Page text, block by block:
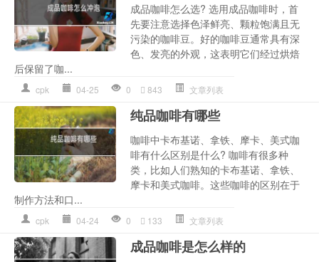
成品咖啡怎么选? 选用成品咖啡时，首
先要注意选择色泽鲜亮、颗粒饱满且无
污染的咖啡豆。好的咖啡豆通常具有深
色、发亮的外观，这表明它们经过烘焙
后保留了咖...
cpk 04-25 0 843 文章列表
纯品咖啡有哪些
咖啡中卡布基诺、拿铁、摩卡、美式咖
啡有什么区别是什么? 咖啡有很多种
类，比如人们熟知的卡布基诺、拿铁、
摩卡和美式咖啡。这些咖啡的区别在于
制作方法和口...
cpk 04-24 0 133 文章列表
成品咖啡是怎么样的